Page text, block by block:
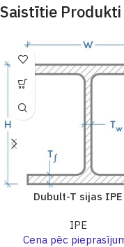
Saistītie Produkti
Dubult-T sijas IPE
IPE
Cena pēc